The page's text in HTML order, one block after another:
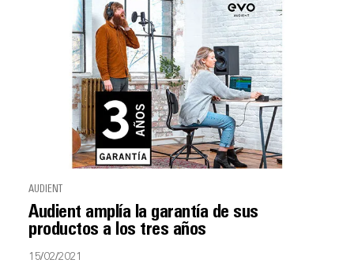
AUDIENT
Audient amplía la garantía de sus
productos a los tres años
15/02/2021